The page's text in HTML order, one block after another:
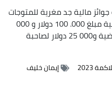
مالية جد مغرية للمتوجات
حيث تنال صاحبة الميدالية الذهبية مبلغ 000. 100 دولار و 000
50 دولار للمتوجة بالميدالية الفضية و000 25 دولار لصاحبة
إيمان خليف